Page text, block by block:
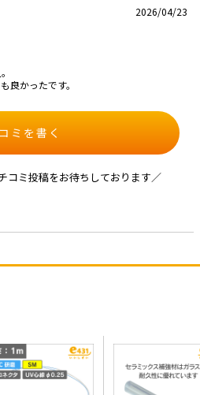
2026/04/23
良かったです。
ミを書く
コミ投稿をお待ちしております／